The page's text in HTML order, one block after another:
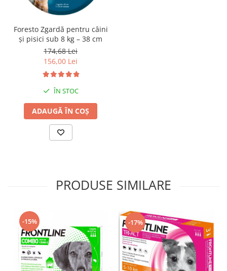
Foresto Zgardă pentru câini
și pisici sub 8 kg – 38 cm
174,68 Lei
156,00 Lei
ÎN STOC
ADAUGĂ ÎN COȘ
PRODUSE SIMILARE
-15% -17%